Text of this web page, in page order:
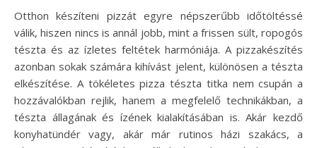
Otthon készíteni pizzát egyre népszerűbb időtöltéssé
válik, hiszen nincs is annál jobb, mint a frissen sült, ropogós
tészta és az ízletes feltétek harmóniája. A pizzakészítés
azonban sokak számára kihívást jelent, különösen a tészta
elkészítése. A tökéletes pizza tészta titka nem csupán a
hozzávalókban rejlik, hanem a megfelelő technikákban, a
tészta állagának és ízének kialakításában is. Akár kezdő
konyhatündér vagy, akár már rutinos házi szakács, a